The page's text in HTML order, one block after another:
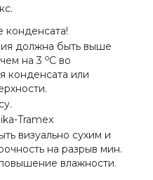
конденсата!
должна быть выше
на 3 oС во
конденсата или
Tramex
визуально сухим и
на разрыв мин.
влажности.